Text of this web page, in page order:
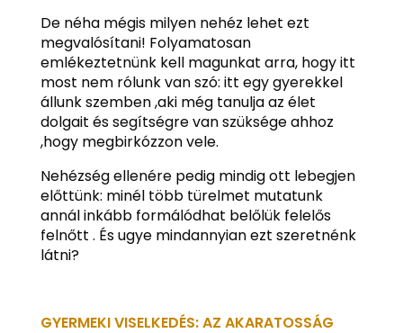
De néha mégis milyen nehéz lehet ezt
megvalósítani! Folyamatosan
emlékeztetnünk kell magunkat arra, hogy itt
most nem rólunk van szó: itt egy gyerekkel
állunk szemben ,aki még tanulja az élet
dolgait és segítségre van szüksége ahhoz
,hogy megbirkózzon vele.
Nehézség ellenére pedig mindig ott lebegjen
előttünk: minél több türelmet mutatunk
annál inkább formálódhat belőlük felelős
felnőtt . És ugye mindannyian ezt szeretnénk
látni?
GYERMEKI VISELKEDÉS: AZ AKARATOSSÁG